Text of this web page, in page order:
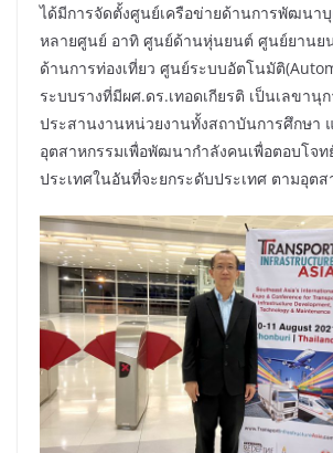
ได้มีการจัดตั้งศูนย์เครือข่ายด้านการพัฒนา
หลายศูนย์ อาทิ ศูนย์ด้านหุ่นยนต์ ศูนย์ยานย
ด้านการท่องเที่ยว ศูนย์ระบบอัตโนมัติ
ระบบรางที่มีผศ.ดร.เทอดเกียรติ เป็นเลขานุ
ประสานงานหน่วยงานทั้งสถาบันการศึกษา
อุตสาหกรรมเพื่อพัฒนากำลังคนเพื่อตอบโจ
ประเทศในอันที่จะยกระดับประเทศ ตามอุตส